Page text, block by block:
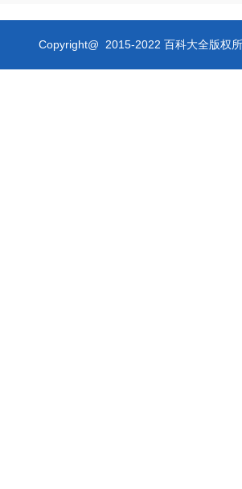
Copyright@ 2015-2022 百科大全版权